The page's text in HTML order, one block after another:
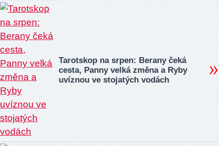
Tarotskop na srpen: Berany čeká
cesta, Panny velká změna a Ryby
uvíznou ve stojatých vodách